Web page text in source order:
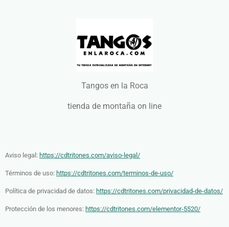
Tangos en la Roca
tienda de montaña on line
Aviso legal: https://cdtritones.com/aviso-legal/
Términos de uso: https://cdtritones.com/terminos-de-uso/
Política de privacidad de datos: https://cdtritones.com/privacidad-de-datos/
Protección de los menores: https://cdtritones.com/elementor-5520/